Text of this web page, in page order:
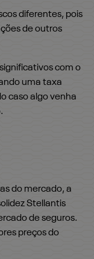
diferentes, pois
de outros
com o
uma taxa
caso algo venha
do mercado, a
Stellantis
de seguros.
preços do